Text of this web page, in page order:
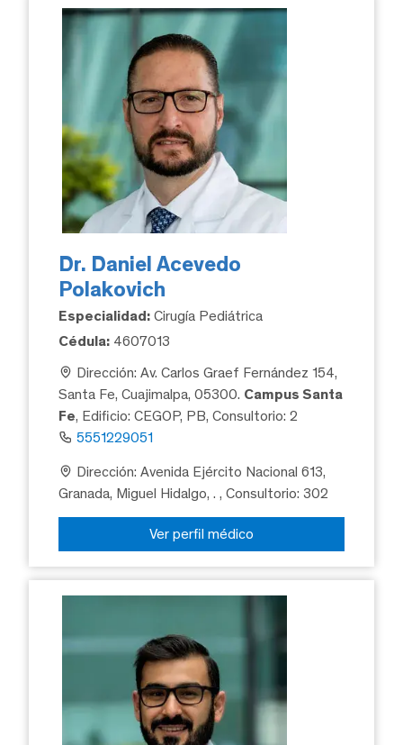
Dr. Daniel Acevedo
Polakovich
Especialidad: Cirugía Pediátrica
Cédula: 4607013
Dirección: Av. Carlos Graef Fernández 154,
Santa Fe, Cuajimalpa, 05300. Campus Santa
Fe, Edificio: CEGOP, PB, Consultorio: 2
5551229051
Dirección: Avenida Ejército Nacional 613,
Granada, Miguel Hidalgo, ., Consultorio: 302
Ver perfil médico